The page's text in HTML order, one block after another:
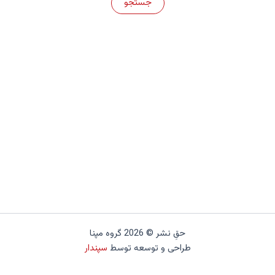
حقِ نشر © 2026 گروه مپنا
طراحی و توسعه توسط سپندار